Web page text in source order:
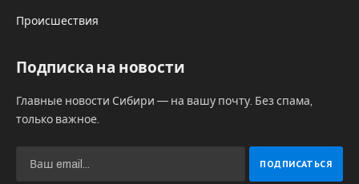
Происшествия
Подписка на новости
Главные новости Сибири — на вашу почту. Без спама,
только важное.